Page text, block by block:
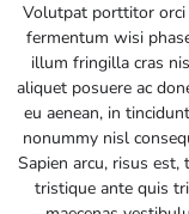
Volutpat porttitor orci
fermentum wisi
illum fringilla cras
aliquet posuere ac
eu aenean, in
nonummy nisl
Sapien arcu, risus
tristique ante quis